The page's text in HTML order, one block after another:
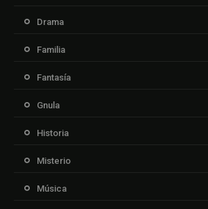
Drama
Familia
Fantasía
Gnula
Historia
Misterio
Música